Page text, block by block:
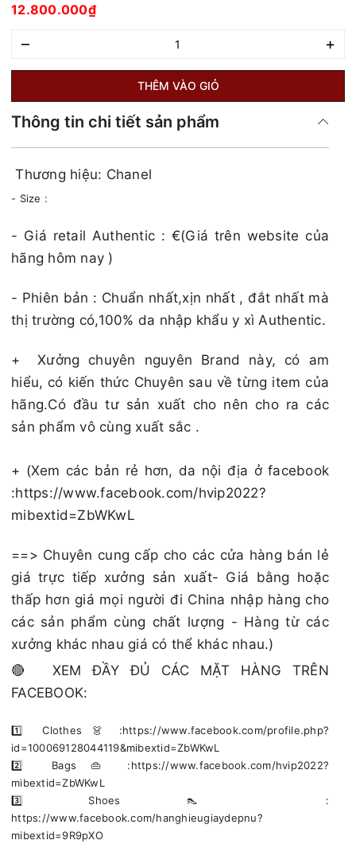
12.800.000₫
– +
THÊM VÀO GIỎ
Thông tin chi tiết sản phẩm
Thương hiệu: Chanel
- Size :
​​​- Giá retail Authentic : €(Giá trên website của
hãng hôm nay )​​​
- Phiên bản : Chuẩn nhất,xịn nhất , đắt nhất mà
thị trường có,100% da nhập khẩu y xì Authentic.
+Xưởng chuyên nguyên Brand này, có am
hiểu, có kiến thức Chuyên sau về từng item của
hãng.Có đầu tư sản xuất cho nên cho ra các
sản phẩm vô cùng xuất sắc .
+ (Xem các bản rẻ hơn, da nội địa ở facebook
:https://www.facebook.com/hvip2022?
mibextid=ZbWKwL
==> Chuyên cung cấp cho các cửa hàng bán lẻ
giá trực tiếp xưởng sản xuất- Giá bằng hoặc
thấp hơn giá mọi người đi China nhập hàng cho
các sản phẩm cùng chất lượng - Hàng từ các
xưởng khác nhau giá có thể khác nhau.)
🔴 XEM ĐẦY ĐỦ CÁC MẶT HÀNG TRÊN
FACEBOOK:
1️⃣ Clothes 👗 :https://www.facebook.com/profile.php?
id=100069128044119&mibextid=ZbWKwL
2️⃣ Bags 👜 :https://www.facebook.com/hvip2022?
mibextid=ZbWKwL
3️⃣ Shoes 👠 :
https://www.facebook.com/hanghieugiaydepnu?
mibextid=9R9pXO